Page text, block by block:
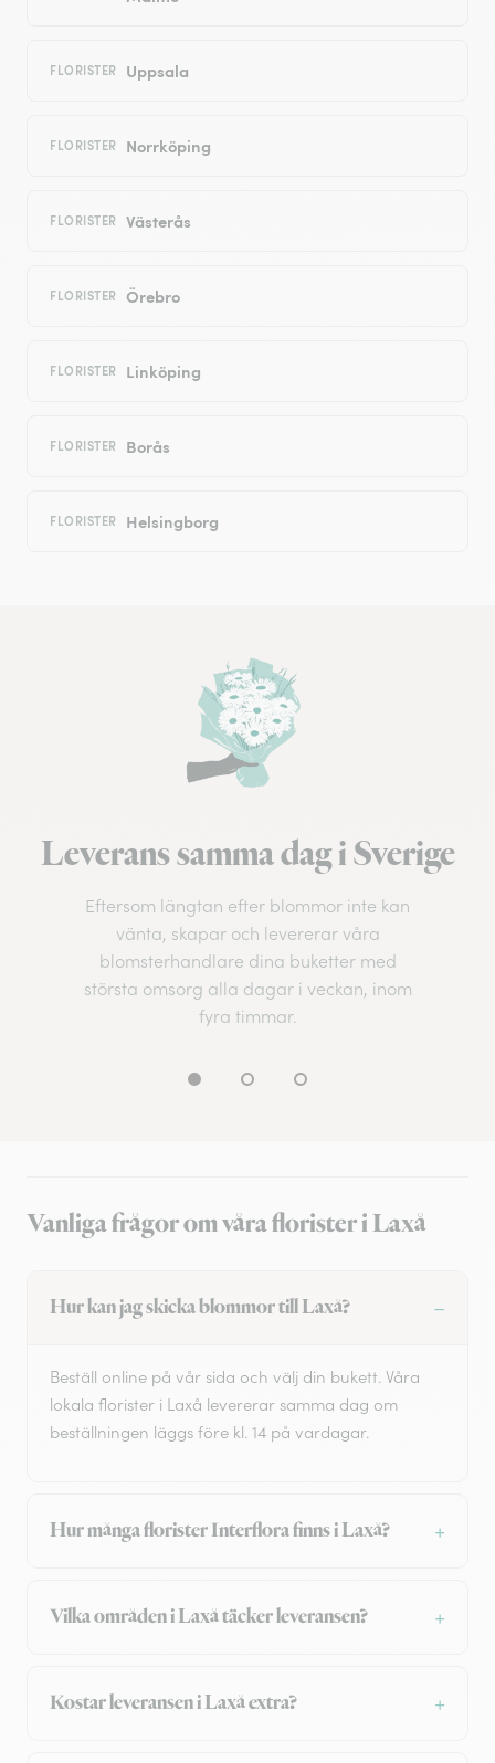
FLORISTER Uppsala
FLORISTER Norrköping
FLORISTER Västerås
FLORISTER Örebro
FLORISTER Linköping
FLORISTER Borås
FLORISTER Helsingborg
Leverans samma dag i Sverige
Eftersom längtan efter blommor inte kan
vänta, skapar och levererar våra
blomsterhandlare dina buketter med
största omsorg alla dagar i veckan, inom
fyra timmar.
Vanliga frågor om våra florister i Laxå
Hur kan jag skicka blommor till Laxå?
Beställ online på vår sida och välj din bukett. Våra
lokala florister i Laxå levererar samma dag om
beställningen läggs före kl. 14 på vardagar.
Hur många florister Interflora finns i Laxå?
Vilka områden i Laxå täcker leveransen?
Kostar leveransen i Laxå extra?